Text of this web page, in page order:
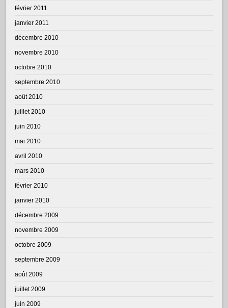
février 2011
janvier 2011
décembre 2010
novembre 2010
octobre 2010
septembre 2010
août 2010
juillet 2010
juin 2010
mai 2010
avril 2010
mars 2010
février 2010
janvier 2010
décembre 2009
novembre 2009
octobre 2009
septembre 2009
août 2009
juillet 2009
juin 2009